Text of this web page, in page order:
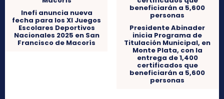
Inefi anuncia nueva
fecha para los XI Juegos
Escolares Deportivos
Nacionales 2025 en San
Francisco de Macorís
Presidente Abinader
inicia Programa de
Titulación Municipal, en
Monte Plata, con la
entrega de 1,400
certificados que
beneficiarán a 5,600
personas